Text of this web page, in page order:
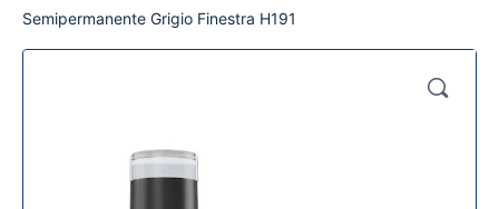
Semipermanente Grigio Finestra H191
🔍